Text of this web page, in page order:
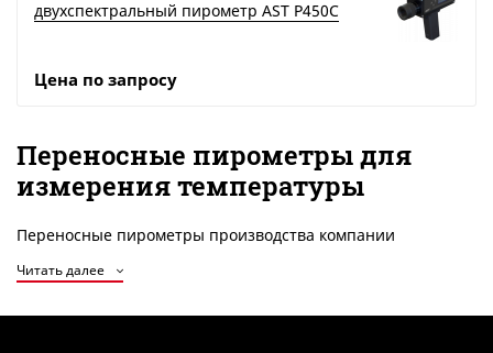
двухспектральный пирометр AST P450С
Цена по запросу
Переносные пирометры для
измерения температуры
Переносные пирометры производства компании
температуры металлов, стекломассы, формовки,
Читать далее